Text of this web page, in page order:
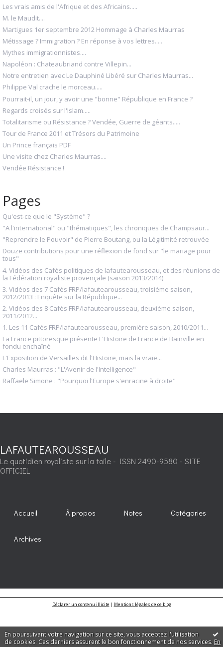
En poursuivant votre navigation sur ce site, vous acceptez l'utilisation
de cookies. Ces derniers assurent le bon fonctionnement de nos services. En
Les vrais amis de l'Afrique et des Africains.....
M. le Maudit....
Martigues 1er septembre 2012 Hommage à Charles Maurras
Métissage ? Immigration ? En réponse à vos lettres.....
Mythes immigrationnistes....
Napoléon : Chateaubriand contre Villepin...
Notre entretien avec Le Dauphiné Libéré sur Charles Maurras...
Philippe Val crache le morceau.....
Pourrait-il, un jour, y avoir une "bonne" République en France ?
Regards croisés sur l'Islam.....
Totalitarisme ou Résistance ? Vendée, Guerre de géants.....
Tour de France 2011 et Trésors du Patrimoine
Un Prince français PDF
Une visite chez Charles Maurras....
Vendée Résistance !
Pages
Qu'est-ce que le "Système" ?
"A l'international" ou "thématiques", les chroniques de Champsaur...
"Reprendre le Pouvoir" de Pierre Boutang, ou la Légitimité retrouvée
Douze contributions pour une réflexion de fond sur "le mariage pour
tous"
4. Vidéos des Cafés politiques de lafautearousseau, et des réunions de
la Fédération royaliste provençale (saison 2013/2014)
3. Vidéos des 7 Cafés FRP/lafautearousseau, troisième saison,
2012/2013 : Enquête sur la République...
2. Vidéos des 8 Cafés FRP/lafautearousseau, deuxième saison,
2011/2012...
1. Les 11 Cafés FRP/lafautearousseau, première saison, 2010/2011...
La France pittoresque présente L'Histoire de France de Bainville en
fondu enchaîné
L'Exposition de Versailles dit l'Histoire, mais la vraie...
Charles Maurras : "L'Avenir de l'Intelligence"
Raffaele Simone : "Pourquoi l'Europe s'enracine à droite"
LAFAUTEAROUSSEAU
Le quotidien royaliste sur la toile - ISSN 2490-9580 - SITE
OFFICIEL
Accueil À propos Notes Catégories
Archives
Déclarer un contenu illicite| Mentions légales de ce blog